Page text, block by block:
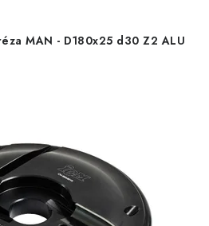
MAN - D180x25 d30 Z2 ALU